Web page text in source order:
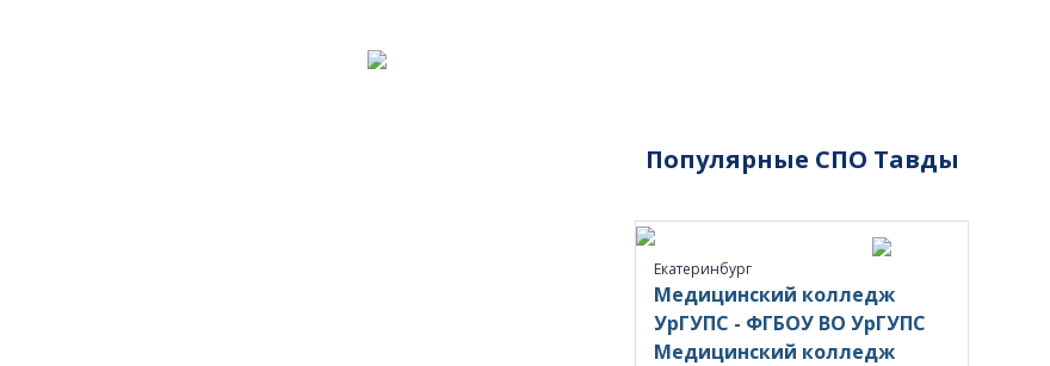
Популярные СПО Тавды
Екатеринбург
Медицинский колледж
УрГУПС - ФГБОУ ВО УрГУПС
Медицинский колледж